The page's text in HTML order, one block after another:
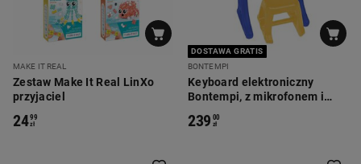
MAKE IT REAL
Zestaw Make It Real LinXo
przyjaciel
2499
zł
DOSTAWA GRATIS
BONTEMPI
Keyboard elektroniczny
Bontempi, z mikrofonem i
239 00
zł